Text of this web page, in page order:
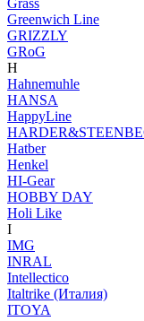
Grass
Greenwich Line
GRIZZLY
GRoG
H
Hahnemuhle
HANSA
HappyLine
Hatber
Henkel
HI-Gear
HOBBY DAY
Holi Like
I
IMG
INRAL
Intellectico
Italtrike (Италия)
ITOYA